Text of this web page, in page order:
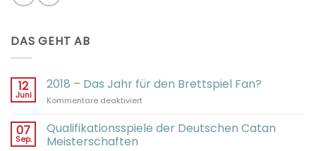
DAS GEHT AB
12
Juni
2018 – Das Jahr für den Brettspiel Fan?
Kommentare deaktiviertfür
–
Das
07
Sep.
Qualifikationsspiele der Deutschen Catan
Meisterschaften